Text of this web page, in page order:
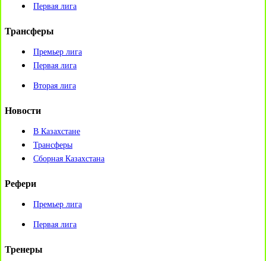
Первая лига
Трансферы
Премьер лига
Первая лига
Вторая лига
Новости
В Казахстане
Трансферы
Сборная Казахстана
Рефери
Премьер лига
Первая лига
Тренеры